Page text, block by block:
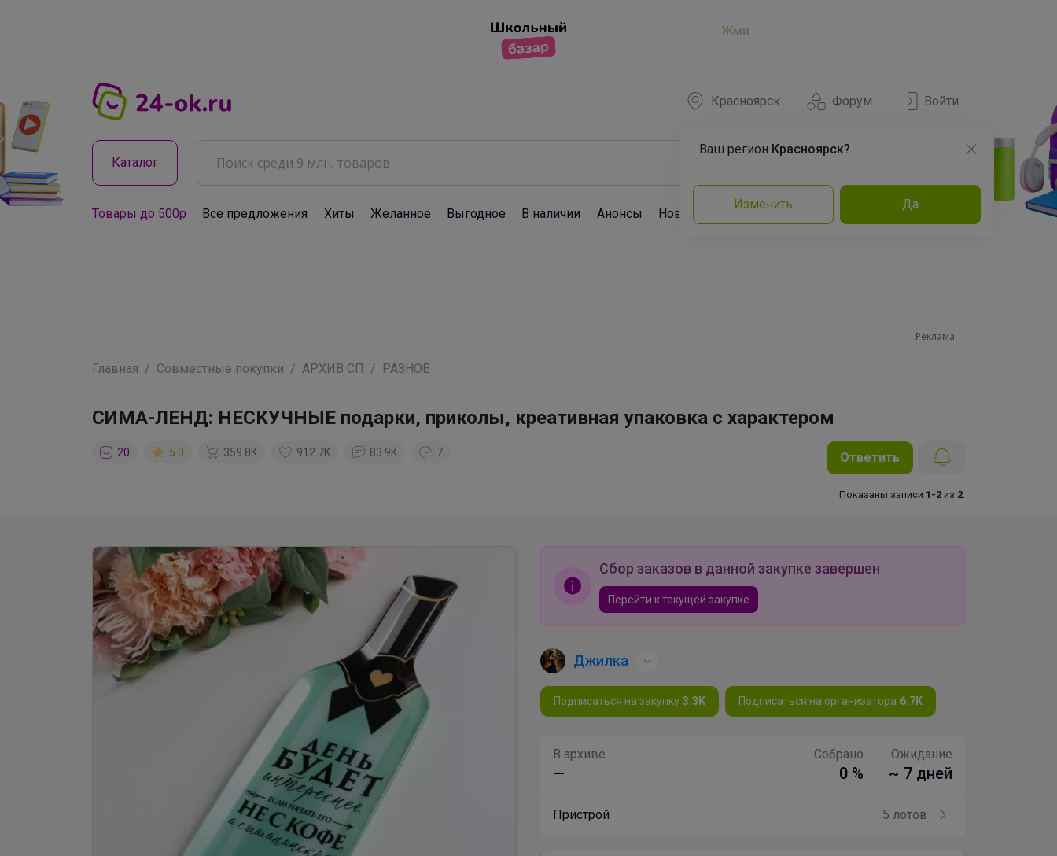
Жми
Форум
Красноярск
Ваш регион Красноярск?
Изменить Да
Войти
Каталог
Товары до 500р Все предложения Хиты Желанное Выгодное В наличии Анонсы Новости Команда Эксперты
Реклама
Главная Совместные покупки АРХИВ СП РАЗНОЕ
СИМА-ЛЕНД: НЕСКУЧНЫЕ подарки, приколы, креативная упаковка с характером
20 5.0 359.8K 912.7K 83.9K 7 Ответить
Показаны записи 1-2 из 2
Сбор заказов в данной закупке завершен
Перейти к текущей закупке
Джилка
Подписаться на закупку 3.3K Подписаться на организатора 6.7K
В архиве
—
Собрано
0 %
Ожидание
~ 7 дней
Пристрой 5 лотов